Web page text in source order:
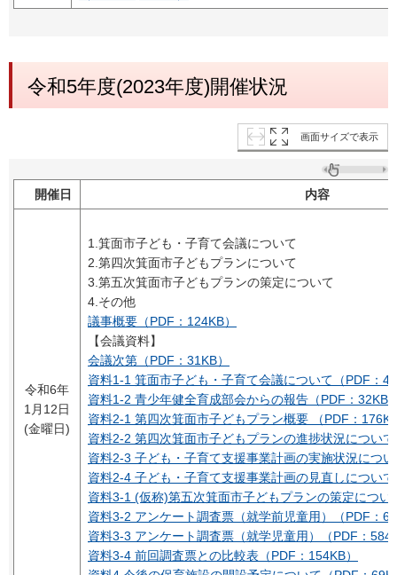
令和5年度(2023年度)開催状況
画面サイズで表示
開催日 内容
令和6年
1月12日
(金曜日)
1.箕面市子ども・子育て会議について
2.第四次箕面市子どもプランについて
3.第五次箕面市子どもプランの策定について
4.その他
議事概要（PDF：124KB）
【会議資料】
会議次第（PDF：31KB）
資料1-1 箕面市子ども・子育て会議について（PDF：
資料1-2 青少年健全育成部会からの報告（PDF：32KB
資料2-1 第四次箕面市子どもプラン概要 （PDF：
資料2-2 第四次箕面市子どもプランの進捗状況につい
資料2-3 子ども・子育て支援事業計画の実施状況につ
資料2-4 子ども・子育て支援事業計画の見直しについ
資料3-1 (仮称)第五次箕面市子どもプランの策定につい
資料3-2 アンケート調査票（就学前児童用）（PDF：
資料3-3 アンケート調査票（就学児童用）（PDF：
資料3-4 前回調査票との比較表（PDF：154KB）